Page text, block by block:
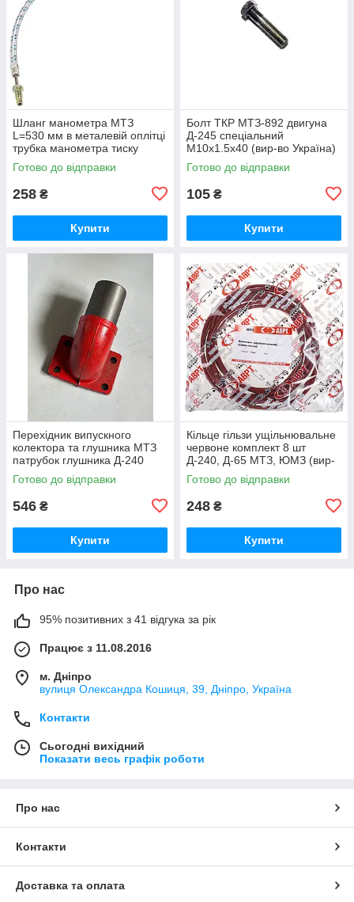
Шланг манометра МТЗ
L=530 мм в металевій оплітці
трубка манометра тиску
масла (вир-во Україна) 70-
3801180
Готово до відправки
258 ₴
Купити
Болт ТКР МТЗ-892 двигуна
Д-245 спеціальний
М10х1.5х40 (вир-во Україна)
245-1008031 / 245-1008031-А
Готово до відправки
105 ₴
Купити
Перехідник випускного
колектора та глушника МТЗ
патрубок глушника Д-240
(вир-во Україна) 240-
1008021-Б1 / 240-1008021
Готово до відправки
546 ₴
Купити
Кільце гільзи ущільнювальне
червоне комплект 8 шт
Д-240, Д-65 МТЗ, ЮМЗ (вир-
во ПХТ Україна) 50-1002022 /
50-1002022-А
Готово до відправки
248 ₴
Купити
Про нас
95% позитивних з 41 відгука за рік
Працює з 11.08.2016
м. Дніпро
вулиця Олександра Кошиця, 39, Дніпро, Україна
Контакти
Сьогодні вихідний
Показати весь графік роботи
Про нас
Контакти
Доставка та оплата